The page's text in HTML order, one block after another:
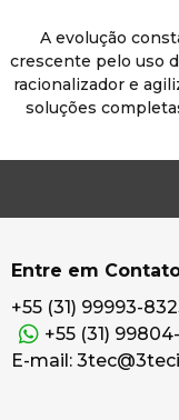
A evolução
crescente pelo uso
racionalizador e
soluções
Entre em
+55 (31) 99993-
+55 (31)
E-mail: